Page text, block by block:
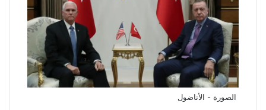
الصورة - الأناضول